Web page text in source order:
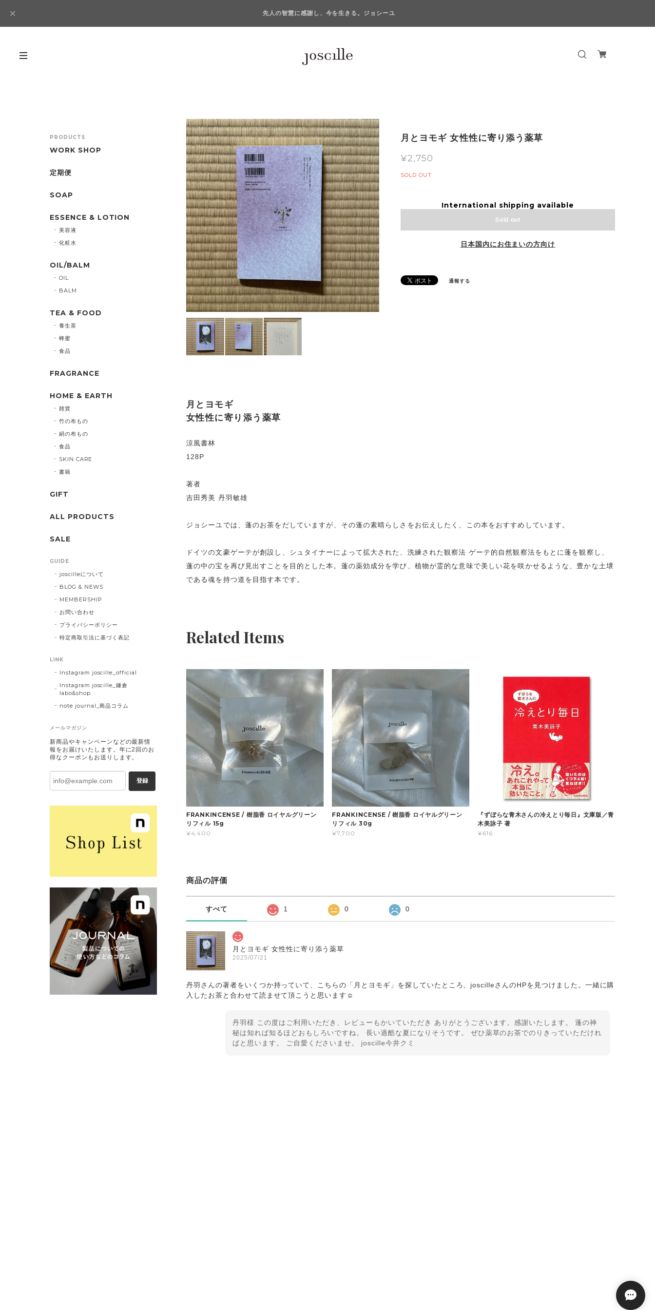
先人の智慧に感謝し、今を生きる。ジョシーユ
月とヨモギ 女性性に寄り添う薬草
¥2,750
SOLD OUT
International shipping available
Sold out
日本国内にお住まいの方向け
通報する
月とヨモギ
女性性に寄り添う薬草
涼風書林
128P
著者
吉田秀美 丹羽敏雄
ジョシーユでは、蓬のお茶をだしていますが、その蓬の素晴らしさをお伝えしたく、この本をおすすめしています。
ドイツの文豪ゲーテが創設し、シュタイナーによって拡大された、洗練された観察法 ゲーテ的自然観察法をもとに蓬を観察し、
蓬の中の宝を再び見出すことを目的とした本。蓬の薬効成分を学び、植物が霊的な意味で美しい花を咲かせるような、豊かな土壌
である魂を持つ道を目指す本です。
Related Items
FRANKINCENSE / 樹脂香 ロイヤルグリーン
リフィル 15g
¥4,400
FRANKINCENSE / 樹脂香 ロイヤルグリーン
リフィル 30g
¥7,700
『ずぼらな青木さんの冷えとり毎日』文庫版／青
木美詠子 著
¥616
商品の評価
すべて 1 0 0
月とヨモギ 女性性に寄り添う薬草
2025/07/21
丹羽さんの著者をいくつか持っていて、こちらの「月とヨモギ」を探していたところ、joscilleさんのHPを見つけました。一緒に購
入したお茶と合わせて読ませて頂こうと思います☺︎
丹羽様 この度はご利用いただき、レビューもかいていただき ありがとうございます。感謝いたします。 蓬の神
秘は知れば知るほどおもしろいですね。 長い過酷な夏になりそうです。 ぜひ薬草のお茶でのりきっていただけれ
ばと思います。 ご自愛くださいませ。 joscille今井クミ
PRODUCTS
WORK SHOP
定期便
SOAP
ESSENCE & LOTION
美容液
化粧水
OIL/BALM
OIL
BALM
TEA & FOOD
養生茶
蜂蜜
食品
FRAGRANCE
HOME & EARTH
雑貨
竹の布もの
絹の布もの
食品
SKIN CARE
書籍
GIFT
ALL PRODUCTS
SALE
GUIDE
joscilleについて
BLOG & NEWS
MEMBERSHIP
お問い合わせ
プライバシーポリシー
特定商取引法に基づく表記
LINK
Instagram joscille_official
Instagram joscille_鎌倉
labo&shop
note journal_商品コラム
メールマガジン
新商品やキャンペーンなどの最新情
報をお届けいたします。年に2回のお
得なクーポンもお送りします。
登録